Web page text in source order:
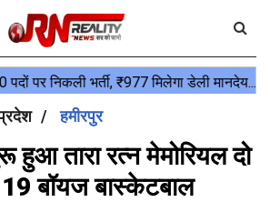
हमीरपुर
हुआ तारा रत्न मेमोरियल दो
बॉयज बास्केटबाल